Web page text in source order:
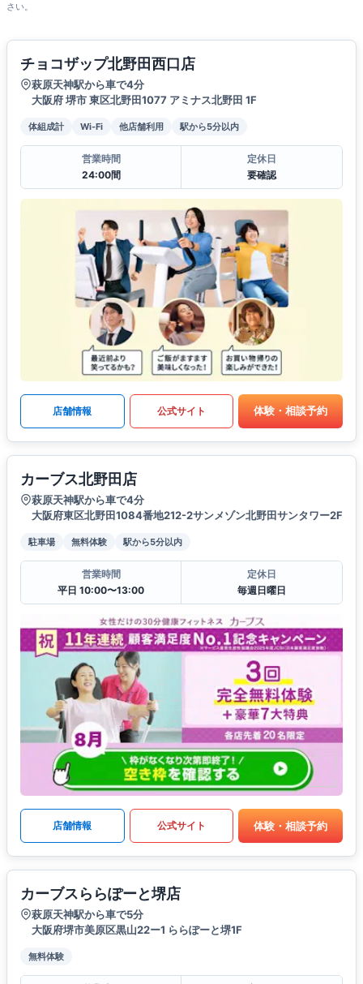
さい。
チョコザップ北野田西口店
萩原天神駅から車で4分
大阪府 堺市 東区北野田1077 アミナス北野田 1F
体組成計 Wi-Fi 他店舗利用 駅から5分以内
営業時間
24:00間
定休日
要確認
店舗情報 公式サイト 体験・相談予約
カーブス北野田店
萩原天神駅から車で4分
大阪府東区北野田1084番地212-2サンメゾン北野田サンタワー2F
駐車場 無料体験 駅から5分以内
営業時間
平日 10:00〜13:00
定休日
毎週日曜日
店舗情報 公式サイト 体験・相談予約
カーブスららぽーと堺店
萩原天神駅から車で5分
大阪府堺市美原区黒山22ー1 ららぽーと堺1F
無料体験